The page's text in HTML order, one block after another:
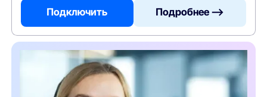
Подключить Подробнее —>